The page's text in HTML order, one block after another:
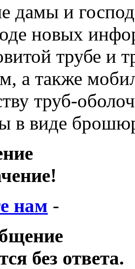
дамы и
новых
трубе и
а также
труб-
в виде
нам -
без ответа.